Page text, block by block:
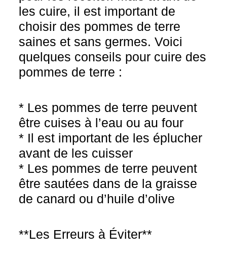
les cuire, il est important de
choisir des pommes de terre
saines et sans germes. Voici
quelques conseils pour cuire des
pommes de terre :
* Les pommes de terre peuvent
être cuises à l’eau ou au four
* Il est important de les éplucher
avant de les cuisser
* Les pommes de terre peuvent
être sautées dans de la graisse
de canard ou d’huile d’olive
**Les Erreurs à Éviter**